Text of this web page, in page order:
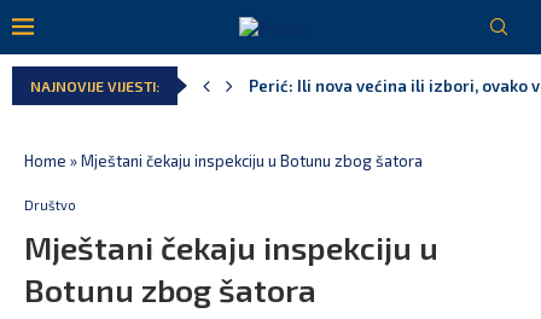
NAJNOVIJE VIJESTI:
Perić: Ili nova većina ili izbori, ovako
Home »Mještani čekaju inspekciju u Botunu zbog šatora
Društvo
Mještani čekaju inspekciju u
Botunu zbog šatora